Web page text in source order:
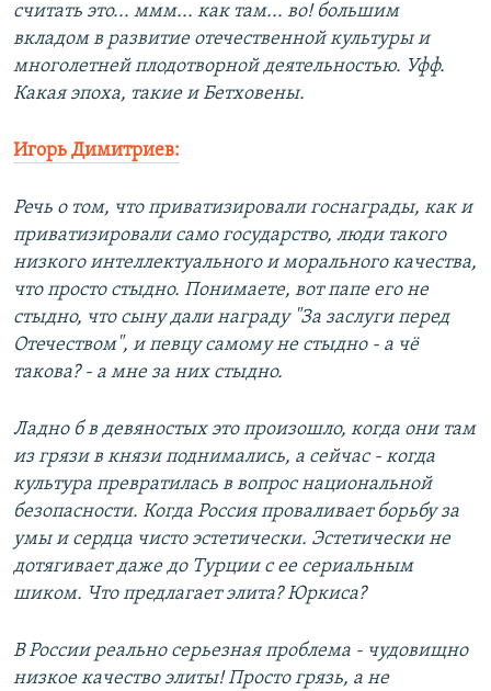
считать это... ммм... как там... во! большим
вкладом в развитие отечественной культуры и
многолетней плодотворной деятельностью. Уфф.
Какая эпоха, такие и Бетховены.
Игорь Димитриев:
Речь о том, что приватизировали госнаграды, как и
приватизировали само государство, люди такого
низкого интеллектуального и морального качества,
что просто стыдно. Понимаете, вот папе его не
стыдно, что сыну дали награду "За заслуги перед
Отечеством", и певцу самому не стыдно - а чё
такова? - а мне за них стыдно.
Ладно б в девяностых это произошло, когда они там
из грязи в князи поднимались, а сейчас - когда
культура превратилась в вопрос национальной
безопасности. Когда Россия проваливает борьбу за
умы и сердца чисто эстетически. Эстетически не
дотягивает даже до Турции с ее сериальным
шиком. Что предлагает элита? Юркиса?
В России реально серьезная проблема - чудовищно
низкое качество элиты! Просто грязь, а не